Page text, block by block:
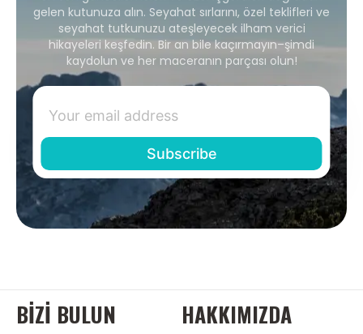
gelen kutunuza alın. Seyahat sırlarını, özel teklifleri ve
seyahat tutkunuzu ateşleyecek ilham verici
hikayeleri keşfedin. Bir an bile kaçırmayın–şimdi
kaydolun ve her maceranın parçası olun!
BIZI BULUN HAKKIMIZDA